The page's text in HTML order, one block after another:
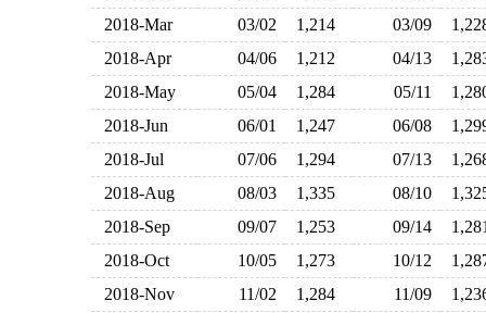
2018-Mar
03/02 1,214 03/09
2018-Apr
04/06 1,212 04/13
2018-May
05/04 1,284 05/11
2018-Jun
06/01 1,247 06/08
2018-Jul
07/06 1,294 07/13
2018-Aug
08/03 1,335 08/10
2018-Sep
09/07 1,253 09/14
2018-Oct
10/05 1,273 10/12
2018-Nov
11/02 1,284 11/09